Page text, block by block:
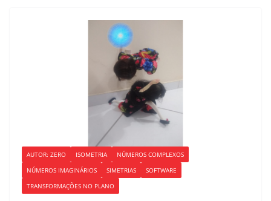
AUTOR: ZERO ISOMETRIA
NÚMEROS COMPLEXOS
NÚMEROS IMAGINÁRIOS
SIMETRIAS
SOFTWARE
TRANSFORMAÇÕES NO PLANO